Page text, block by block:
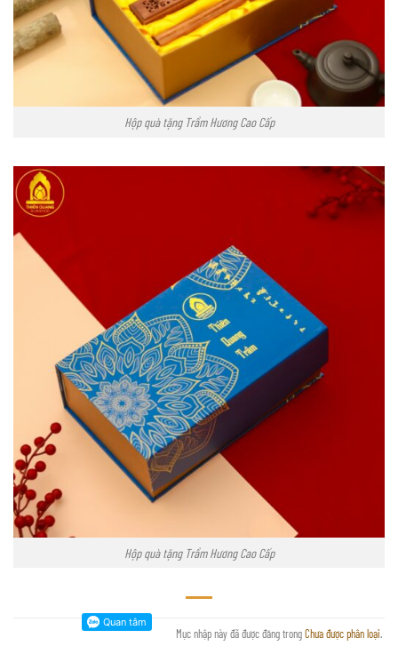
Hộp quà tặng Trầm Hương Cao Cấp
Hộp quà tặng Trầm Hương Cao Cấp
Mục nhập này đã được đăng trongChưa được phân loại.